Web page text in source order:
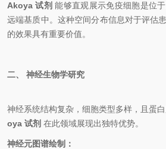
Akoya 试剂 能够直观展示免疫细胞是位
远端基质中。这种空间分布信息对于评估
的效果具有重要价值。
二、 神经生物学研究
神经系统结构复杂，细胞类型多样，且蛋白
oya 试剂 在此领域展现出独特优势。
神经元图谱绘制：